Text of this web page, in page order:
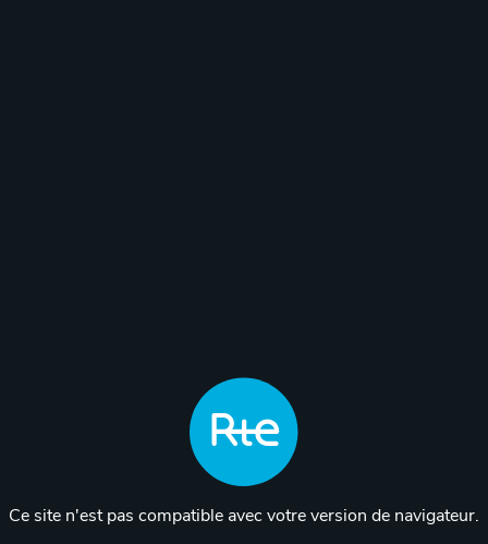
Ce site n'est pas compatible avec votre version de navigateur.